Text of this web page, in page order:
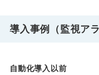
導入事例（監視ア
自動化導入以前